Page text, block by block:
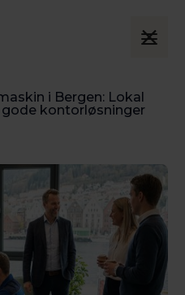
i Bergen: Lokal
gode kontorløsninger